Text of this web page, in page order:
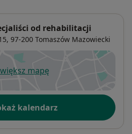
od rehabilitacji
97-200 Tomaszów Mazowiecki
mapę
otwiera się w nowej karcie
kalendarz